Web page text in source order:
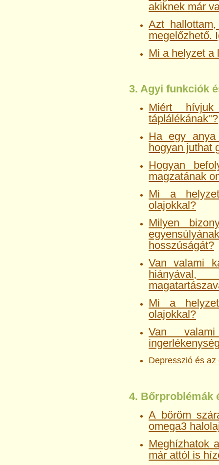
akiknek már
Azt
megelőzhető.
Mi a helyzet a
3. Agyi funkciók
Miért
táplálékának"?
Ha egy
hogyan juthat
Hogyan
magzatának
Mi a
olajokkal?
Milyen
hosszúságát?
Van valami
Mi a
olajokkal?
Van
Depresszió és
4. Bőrproblémák
A bőröm
omega3
Meghízhatok
már attól is